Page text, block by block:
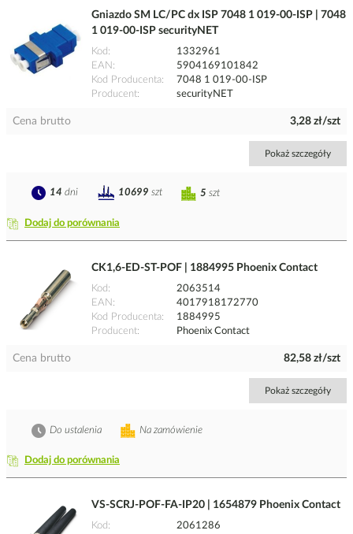
Gniazdo SM LC/PC dx ISP 7048 1 019-00-ISP | 7048
1 019-00-ISP securityNET
Kod
1332961
EAN
5904169101842
Kod Producenta
7048 1 019-00-ISP
Producent
securityNET
Cena brutto 3,28 zł/szt
Pokaż szczegóły
Dodaj do porównania
5 szt
14 dni 10699 szt
CK1,6-ED-ST-POF | 1884995 Phoenix Contact
Kod
2063514
EAN
4017918172770
Kod Producenta
1884995
Producent
Phoenix Contact
Cena brutto 82,58 zł/szt
Pokaż szczegóły
Dodaj do porównania
Na zamówienie
Do ustalenia
VS-SCRJ-POF-FA-IP20 | 1654879 Phoenix Contact
Kod
2061286